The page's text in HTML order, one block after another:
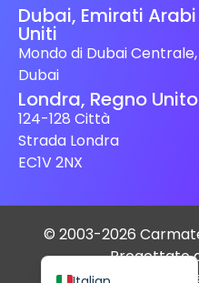
Dubai, Emirati Arabi
Uniti
Mondo di Dubai Centrale,
Dubai
Londra, Regno Unito
124-128 Città
Strada Londra
EC1V 2NX
© 2003-2026
Progettato
politica sulla
English
German
Japanese
Dutch
Spanish (Spain)